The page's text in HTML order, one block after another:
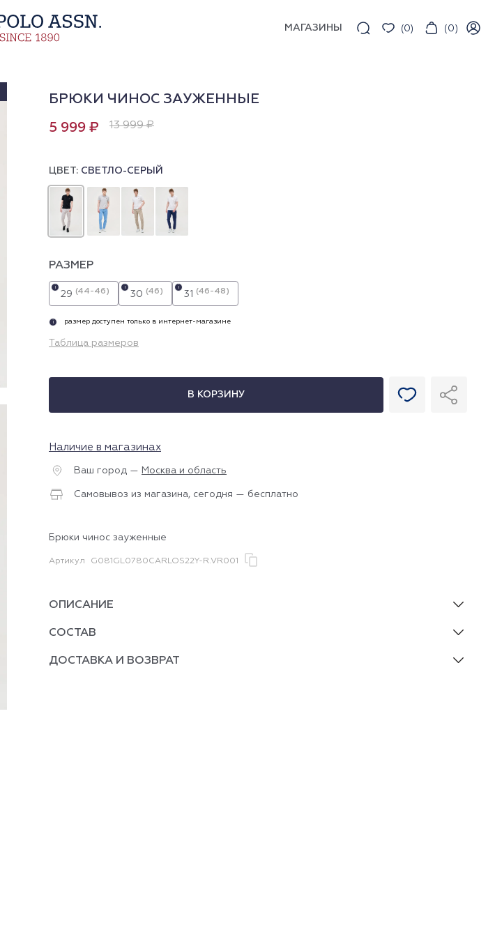
МАГАЗИНЫ (0) (0)
БРЮКИ ЧИНОС ЗАУЖЕННЫЕ
5 999 ₽ 13 999 ₽
ЦВЕТ: СВЕТЛО-СЕРЫЙ
РАЗМЕР
29 (44-46)
i
30 (46)
i
31 (46-48)
i
i размер доступен только в интернет-магазине
Таблица размеров
В КОРЗИНУ
Наличие в магазинах
Ваш город — Москва и область
Самовывоз из магазина, сегодня — бесплатно
Брюки чинос зауженные
Артикул G081GL0780CARLOS22Y-R.VR001
ОПИСАНИЕ
СОСТАВ
ДОСТАВКА И ВОЗВРАТ